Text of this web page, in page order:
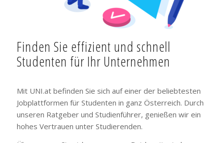
Finden Sie effizient und schnell
Studenten für Ihr Unternehmen
Mit UNI.at befinden Sie sich auf einer der beliebtesten
Jobplattformen für Studenten in ganz Österreich. Durch
unseren Ratgeber und Studienführer, genießen wir ein
hohes Vertrauen unter Studierenden.